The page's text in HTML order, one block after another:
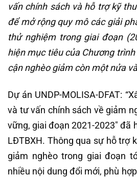
vấn chính sách và hỗ trợ kỹ
để mở rộng quy mô các giải
thử nghiệm trong giai đoạn
hiện mục tiêu của Chương
cận nghèo giảm còn một nửa
Dự án UNDP-MOLISA-DFAT:
và tư vấn chính sách về giảm
vững, giai đoạn 2021-2023″ đã
LĐTBXH. Thông qua sự hỗ trợ
giảm nghèo trong giai đoạn
nhiều nội dung đổi mới, phù